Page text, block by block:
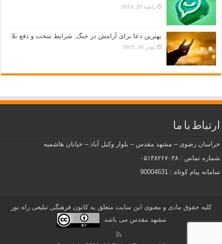
ژانویه 25, 2023
بهترین دعا برای آرامش در جنگ, شرایط سخت و دفع بلا
ژوئن 30, 2025
ارتباط با ما
خراسان رضوی – مشهد مقدس – بلوار وکیل آباد – خیابان هاشمیه
شماره تماس : ۰۵۱۳۸۲۶۷۰۳۸
سامانه پیام کوتاه : 90004631
کلیه حقوق مادی و معنوی این سایت متعلق به کانون فرهنگی تبلیغی راه نور
مشهد مقدس می باشد.